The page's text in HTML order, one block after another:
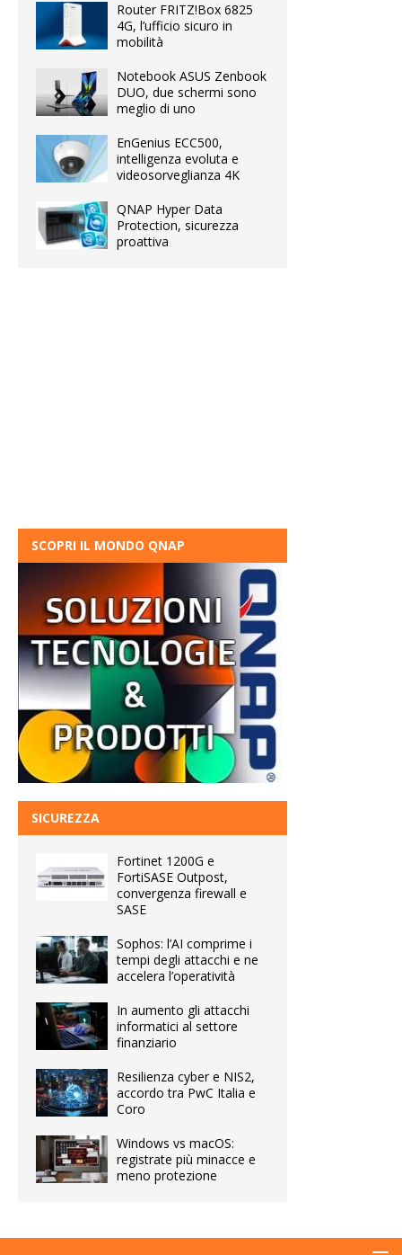
Router FRITZ!Box 6825
4G, l’ufficio sicuro in
mobilità
Notebook ASUS Zenbook
DUO, due schermi sono
meglio di uno
EnGenius ECC500,
intelligenza evoluta e
videosorveglianza 4K
QNAP Hyper Data
Protection, sicurezza
proattiva
SCOPRI IL MONDO QNAP
SICUREZZA
Fortinet 1200G e
FortiSASE Outpost,
convergenza firewall e
SASE
Sophos: l’AI comprime i
tempi degli attacchi e ne
accelera l’operatività
In aumento gli attacchi
informatici al settore
finanziario
Resilienza cyber e NIS2,
accordo tra PwC Italia e
Coro
Windows vs macOS:
registrate più minacce e
meno protezione